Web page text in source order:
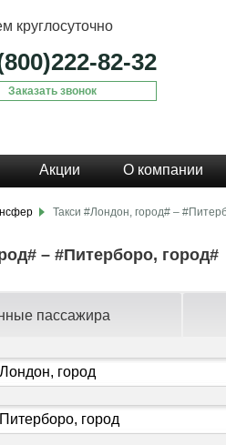
круглосуточно
82-32
Заказать звонок
Акции О компании
Такси #Лондон, город# –
– #Питерборо, город#
пассажира